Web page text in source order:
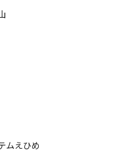
ムえひめ